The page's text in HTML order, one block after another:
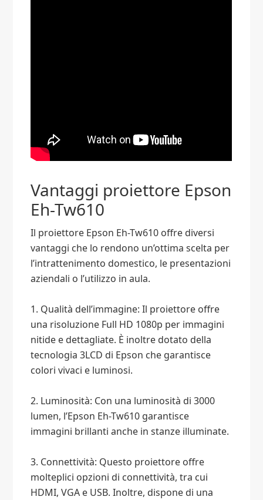
Vantaggi proiettore Epson
Eh-Tw610
Il proiettore Epson Eh-Tw610 offre diversi
vantaggi che lo rendono un’ottima scelta per
l’intrattenimento domestico, le presentazioni
aziendali o l’utilizzo in aula.
1. Qualità dell’immagine: Il proiettore offre
una risoluzione Full HD 1080p per immagini
nitide e dettagliate. È inoltre dotato della
tecnologia 3LCD di Epson che garantisce
colori vivaci e luminosi.
2. Luminosità: Con una luminosità di 3000
lumen, l’Epson Eh-Tw610 garantisce
immagini brillanti anche in stanze illuminate.
3. Connettività: Questo proiettore offre
molteplici opzioni di connettività, tra cui
HDMI, VGA e USB. Inoltre, dispone di una